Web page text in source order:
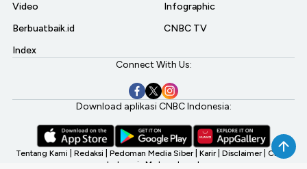
Video
Berbuatbaik.id
Index
Infographic
CNBC TV
Connect With Us:
Download aplikasi CNBC Indonesia:
Tentang Kami Redaksi Pedoman Media Siber Karir Disclaimer CNBC
Indonesia My Investment